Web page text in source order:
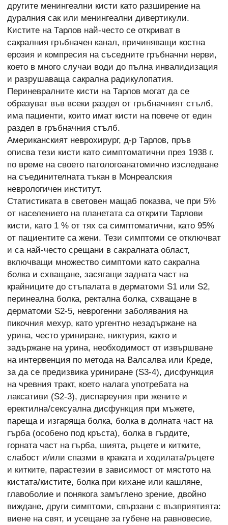
другите менингеални кисти като разширение на
дуралния сак или менингеални дивертикули.
Кистите на Тарлов най-често се откриват в
сакралния гръбначен канал, причиняващи костна
ерозия и компресия на съседните гръбначни нерви,
което в много случаи води до пълна инвалидизация
и разрушаваща сакрална радикулопатия.
Периневралните кисти на Тарлов могат да се
образуват във всеки раздел от гръбначният стълб,
има пациенти, които имат кисти на повече от един
раздел в гръбначния стълб.
Американският неврохирург, д-р Тарлов, пръв
описва тези кисти като симптоматични през 1938 г.
по време на своето патологоанатомично изследване
на съединителната тъкан в Монреалския
неврологичен институт.
Статистиката в световен мащаб показва, че при 5%
от населението на планетата са открити Тарлови
кисти, като 1 % от тях са симптоматични, като 95%
от пациентите са жени. Тези симптоми се отключват
и са най-често срещани в сакралната област,
включващи множество симптоми като сакрална
болка и схващане, засягащи задната част на
крайниците до стъпалата в дерматоми S1 или S2,
перинеална болка, ректална болка, схващане в
дерматоми S2-5, неврогенни заболявания на
пикочния мехур, като ургентно незадържане на
урина, често уриниране, никтурия, както и
задържане на урина, необходимост от извършване
на интервенция по метода на Валсалва или Креде,
за да се предизвика уриниране (S3-4), дисфункция
на чревния тракт, което налага употребата на
лаксативи (S2-3), диспареуния при жените и
еректилна/сексуална дисфункция при мъжете,
пареща и изгаряща болка, болка в долната част на
гърба (особено под кръста), болка в гърдите,
горната част на гърба, шията, ръцете и китките,
слабост и/или спазми в краката и ходилата/ръцете
и китките, парастезии в зависимост от мястото на
кистата/кистите, болка при кихане или кашляне,
главоболие и понякога замъглено зрение, двойно
виждане, други симптоми, свързани с възприятията:
виене на свят, и усещане за губене на равновесие,